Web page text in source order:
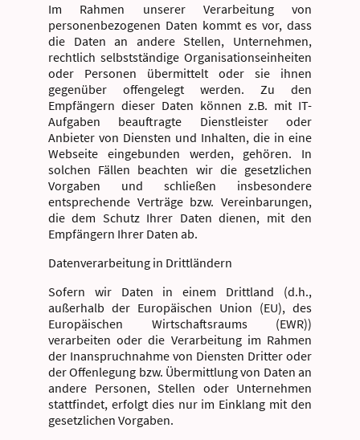
Im Rahmen unserer Verarbeitung von
personenbezogenen Daten kommt es vor, dass
die Daten an andere Stellen, Unternehmen,
rechtlich selbstständige Organisationseinheiten
oder Personen übermittelt oder sie ihnen
gegenüber offengelegt werden. Zu den
Empfängern dieser Daten können z.B. mit IT-
Aufgaben beauftragte Dienstleister oder
Anbieter von Diensten und Inhalten, die in eine
Webseite eingebunden werden, gehören. In
solchen Fällen beachten wir die gesetzlichen
Vorgaben und schließen insbesondere
entsprechende Verträge bzw. Vereinbarungen,
die dem Schutz Ihrer Daten dienen, mit den
Empfängern Ihrer Daten ab.
Datenverarbeitung in Drittländern
Sofern wir Daten in einem Drittland (d.h.,
außerhalb der Europäischen Union (EU), des
Europäischen Wirtschaftsraums (EWR))
verarbeiten oder die Verarbeitung im Rahmen
der Inanspruchnahme von Diensten Dritter oder
der Offenlegung bzw. Übermittlung von Daten an
andere Personen, Stellen oder Unternehmen
stattfindet, erfolgt dies nur im Einklang mit den
gesetzlichen Vorgaben.